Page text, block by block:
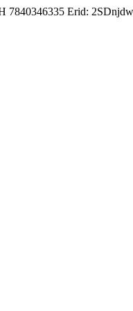
Erid: